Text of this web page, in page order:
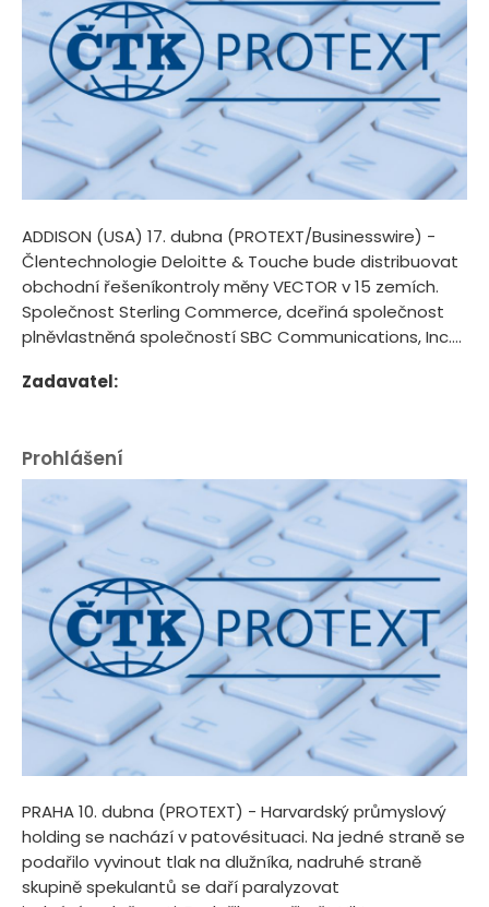
ADDISON (USA) 17. dubna (PROTEXT/Businesswire) -
Člentechnologie Deloitte & Touche bude distribuovat
obchodní řešeníkontroly měny VECTOR v 15 zemích.
Společnost Sterling Commerce, dceřiná společnost
plněvlastněná společností SBC Communications, Inc....
Zadavatel:
Prohlášení
PRAHA 10. dubna (PROTEXT) - Harvardský průmyslový
holding se nachází v patovésituaci. Na jedné straně se
podařilo vyvinout tlak na dlužníka, nadruhé straně
skupině spekulantů se daří paralyzovat